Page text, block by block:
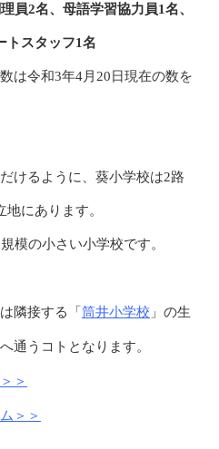
員2名、母語学習協力員1名、
トスタッフ1名
は令和3年4月20日現在の数を
けるように、葵小学校は2路
にあります。
模の小さい小学校です。
隣接する「筒井小学校 」の生
へ通うコトとなります。
＞
＞＞